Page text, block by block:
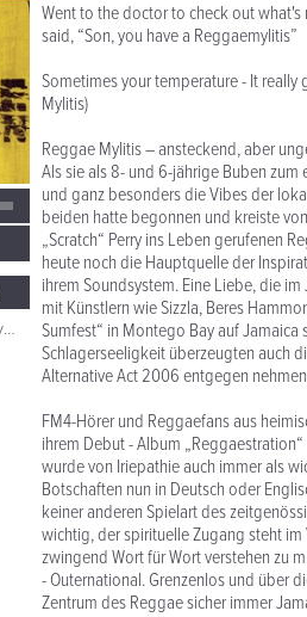
IriePathie & Anthony B: One love we need
Went to the doctor to check out
said, “Son, you have a Reggaemylitis”
Sometimes your temperature - It really
Mylitis)
Reggae Mylitis – ansteckend, aber
Als sie als 8- und 6-jährige Buben
und ganz besonders die Vibes der
beiden hatte begonnen und kreiste
„Scratch“ Perry ins Leben gerufenen
heute noch die Hauptquelle der
ihrem Soundsystem. Eine Liebe, die
mit Künstlern wie Sizzla, Beres
Sumfest“ in Montego Bay auf
Schlagerseeligkeit überzeugten auch
Alternative Act 2006 entgegen
FM4-Hörer und Reggaefans aus
ihrem Debut - Album
wurde von Iriepathie auch immer als
Botschaften nun in Deutsch oder
keiner anderen Spielart des
wichtig, der spirituelle Zugang steht
zwingend Wort für Wort verstehen zu
- Outernational. Grenzenlos und über
Zentrum des Reggae sicher immer